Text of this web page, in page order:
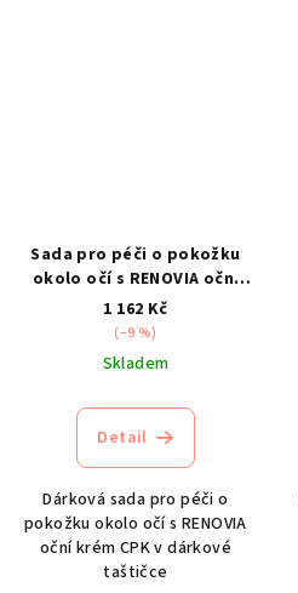
Sada pro péči o pokožku
okolo očí s RENOVIA oční
krém CPK
1 162 Kč
(–9 %)
Skladem
Detail
Dárková sada pro péči o
pokožku okolo očí s RENOVIA
oční krém CPK v dárkové
taštičce